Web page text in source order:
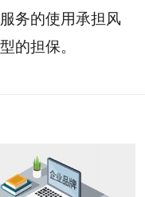
务的使用承担风
的担保。